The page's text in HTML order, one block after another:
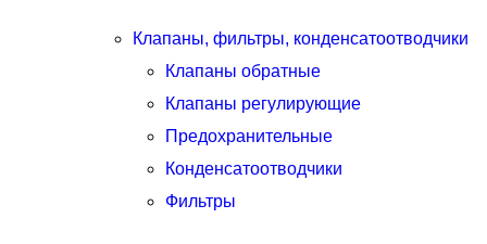
Клапаны, фильтры, конденсатоотводчики
Клапаны обратные
Клапаны регулирующие
Предохранительные
Конденсатоотводчики
Фильтры